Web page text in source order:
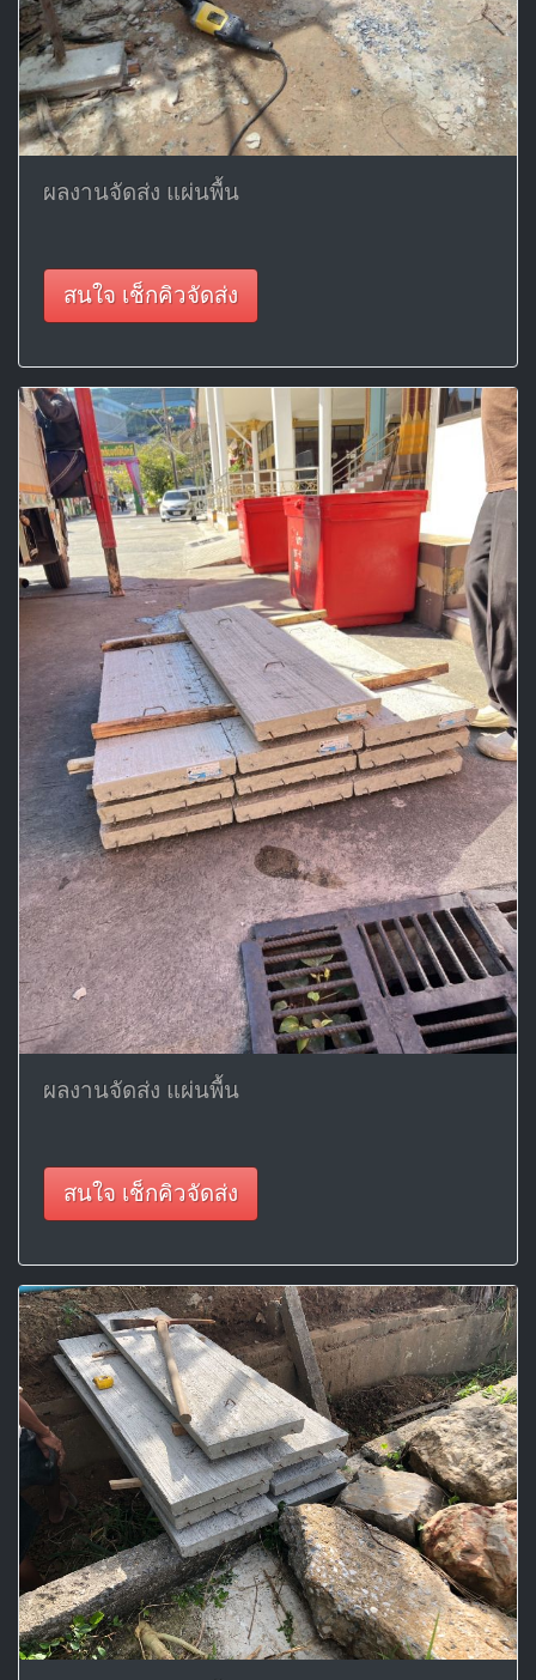
ผลงานจัดส่ง แผ่นพื้น
สนใจ เช็กคิวจัดส่ง
ผลงานจัดส่ง แผ่นพื้น
สนใจ เช็กคิวจัดส่ง